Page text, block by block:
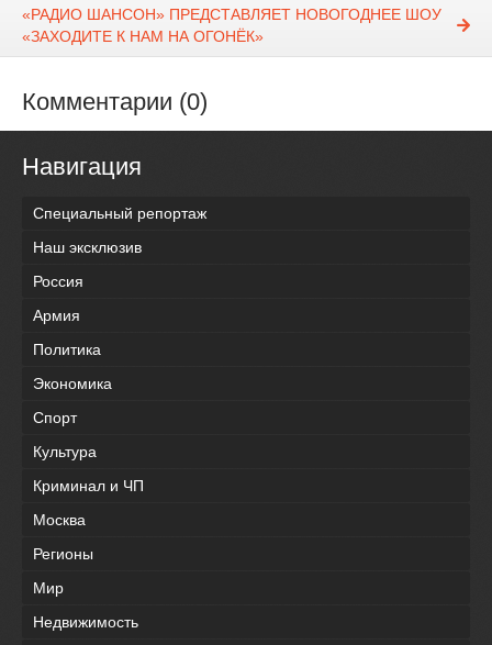
«РАДИО ШАНСОН» ПРЕДСТАВЛЯЕТ НОВОГОДНЕЕ ШОУ
«ЗАХОДИТЕ К НАМ НА ОГОНЁК»
Комментарии (0)
Навигация
Специальный репортаж
Наш эксклюзив
Россия
Армия
Политика
Экономика
Спорт
Культура
Криминал и ЧП
Москва
Регионы
Мир
Недвижимость